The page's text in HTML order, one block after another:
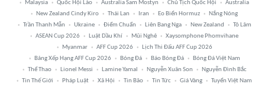
Malaysia Quốc Hội Lào Australia Sam Mostyn Chủ Tịch Quốc Hội
Australia
New Zealand Cindy Kiro
Thái Lan Iran Eo Biển Hormuz
Nắng Nóng
Trần Thanh Mẫn
Ukraine Điểm Chuẩn Liên Bang Nga New Zealand
Tô Lâm
ASEAN Cup 2026
Luật Dầu Khí Mũi Nghê
Xaysomphone Phomvihane
Myanmar
AFF Cup 2026
Lịch Thi Đấu AFF Cup 2026
Bảng Xếp Hạng AFF Cup 2026
Bóng Đá Báo Bóng Đá
Bóng Đá Việt Nam
Thể Thao
Lionel Messi Lamine Yamal Nguyễn Xuân Son
Nguyễn Đình Bắc
Tin Thế Giới
Pháp Luật Xã Hội Tin Bão Tin Tức Giá Vàng Tuyển Việt Nam